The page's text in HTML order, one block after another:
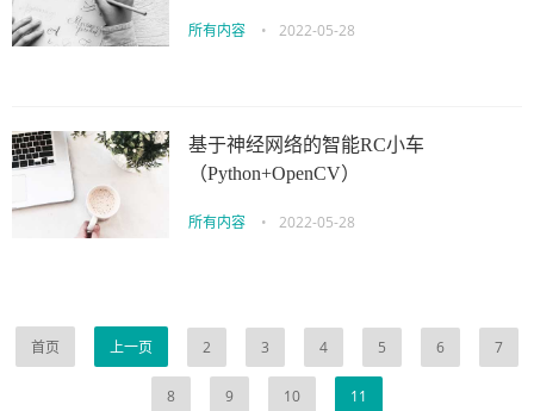
所有内容 • 2022-05-28
基于神经网络的智能RC小车
（Python+OpenCV）
所有内容 • 2022-05-28
首页 上一页 2 3 4 5 6 7
8 9 10 11